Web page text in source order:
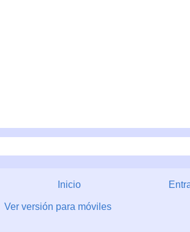
Inicio
Ver versión para móviles